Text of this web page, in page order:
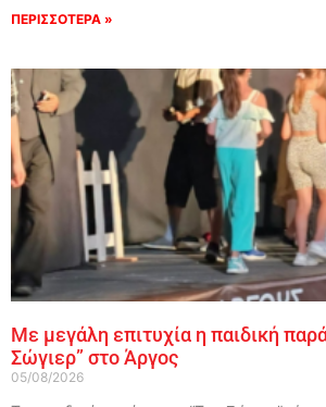
ΠΕΡΙΣΣΟΤΕΡΑ »
Με μεγάλη επιτυχία η παιδική
Σώγιερ” στο Άργος
05/08/2026